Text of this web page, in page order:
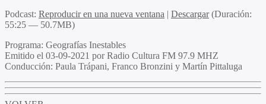
Podcast: Reproducir en una nueva ventana | Descargar(Duración:
55:25 — 50.7MB)
Programa: Geografías Inestables
Emitido el 03-09-2021 por Radio Cultura FM 97.9 MHZ
Conducción: Paula Trápani, Franco Bronzini y Martín Pittaluga